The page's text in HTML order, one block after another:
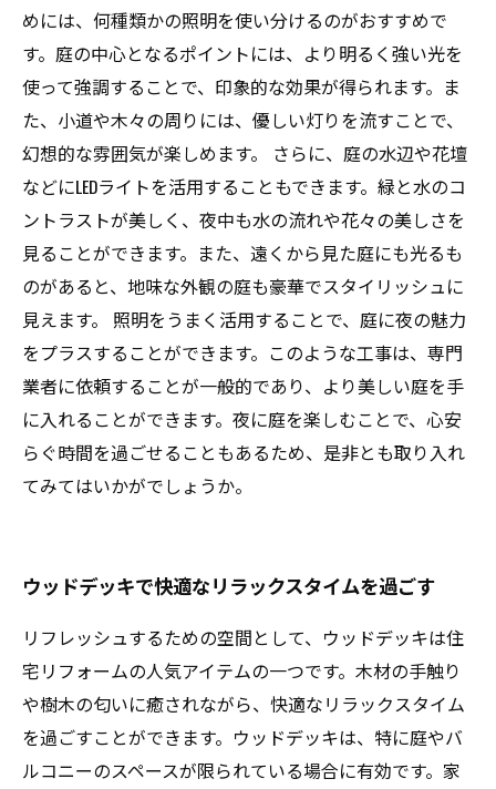
めには、何種類かの照明を使い分けるのがおすすめで
す。庭の中心となるポイントには、より明るく強い光を
使って強調することで、印象的な効果が得られます。ま
た、小道や木々の周りには、優しい灯りを流すことで、
幻想的な雰囲気が楽しめます。 さらに、庭の水辺や花壇
などにLEDライトを活用することもできます。緑と水のコ
ントラストが美しく、夜中も水の流れや花々の美しさを
見ることができます。また、遠くから見た庭にも光るも
のがあると、地味な外観の庭も豪華でスタイリッシュに
見えます。 照明をうまく活用することで、庭に夜の魅力
をプラスすることができます。このような工事は、専門
業者に依頼することが一般的であり、より美しい庭を手
に入れることができます。夜に庭を楽しむことで、心安
らぐ時間を過ごせることもあるため、是非とも取り入れ
てみてはいかがでしょうか。
ウッドデッキで快適なリラックスタイムを過ごす
リフレッシュするための空間として、ウッドデッキは住
宅リフォームの人気アイテムの一つです。木材の手触り
や樹木の匂いに癒されながら、快適なリラックスタイム
を過ごすことができます。ウッドデッキは、特に庭やバ
ルコニーのスペースが限られている場合に有効です。家